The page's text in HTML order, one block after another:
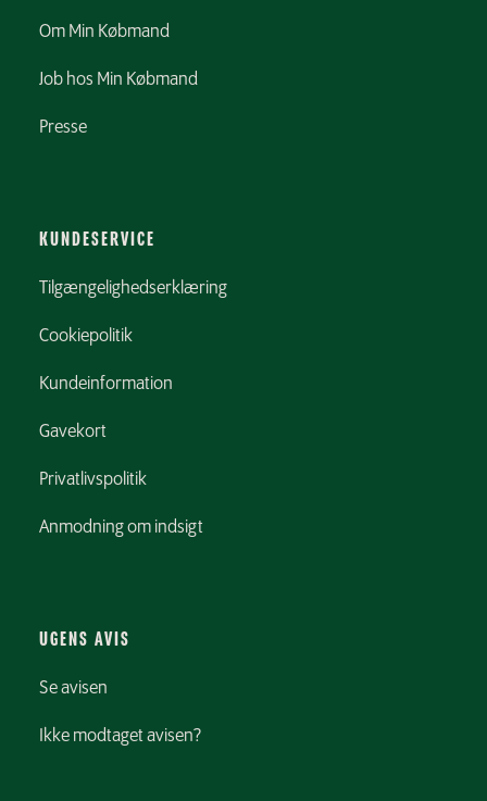
Om Min Købmand
Job hos Min Købmand
Presse
KUNDESERVICE
Tilgængelighedserklæring
Cookiepolitik
Kundeinformation
Gavekort
Privatlivspolitik
Anmodning om indsigt
UGENS AVIS
Se avisen
Ikke modtaget avisen?